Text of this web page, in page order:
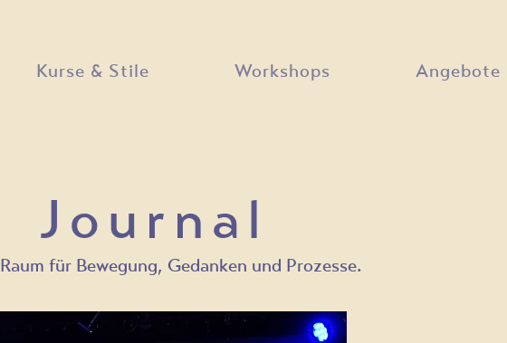
Kurse & Stile Workshops Angebote
Journal
Raum für Bewegung, Gedanken und Prozesse.